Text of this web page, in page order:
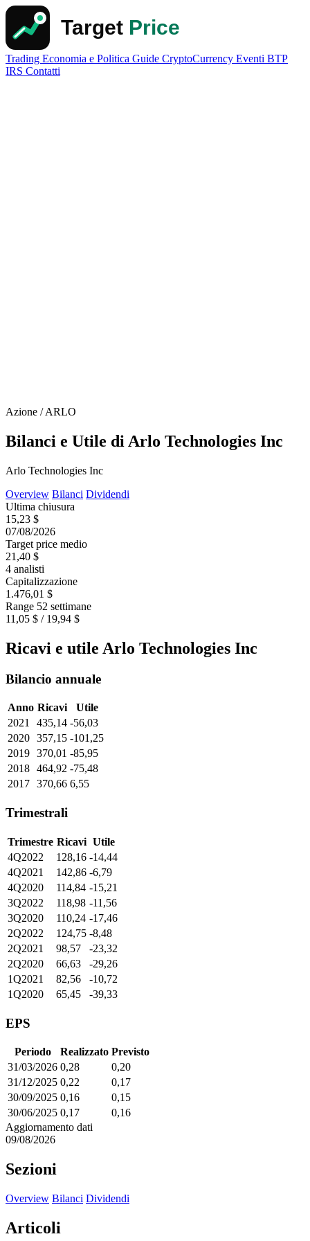
Trading Economia e Politica Guide CryptoCurrency Eventi BTP
IRS Contatti
Azione / ARLO
Bilanci e Utile di Arlo Technologies Inc
Arlo Technologies Inc
Overview Bilanci Dividendi
Ultima chiusura
15,23 $
07/08/2026
Target price medio
21,40 $
4 analisti
Capitalizzazione
1.476,01 $
Range 52 settimane
11,05 $ / 19,94 $
Ricavi e utile Arlo Technologies Inc
Bilancio annuale
Anno Ricavi
Utile
2021
435,14 -56,03
2020 357,15 -101,25
2019 370,01 -85,95
2018 464,92 -75,48
2017 370,66 6,55
Trimestrali
Trimestre Ricavi Utile
4Q2022
128,16 -14,44
4Q2021
142,86 -6,79
4Q2020
114,84 -15,21
3Q2022
118,98 -11,56
3Q2020
110,24 -17,46
2Q2022
124,75 -8,48
2Q2021
98,57
-23,32
2Q2020
66,63
-29,26
1Q2021
82,56
-10,72
1Q2020
65,45 -39,33
EPS
Periodo Realizzato Previsto
31/03/2026 0,28
0,20
31/12/2025 0,22
0,17
30/09/2025 0,16
0,15
30/06/2025 0,17
0,16
Aggiornamento dati
09/08/2026
Sezioni
Overview Bilanci Dividendi
Articoli